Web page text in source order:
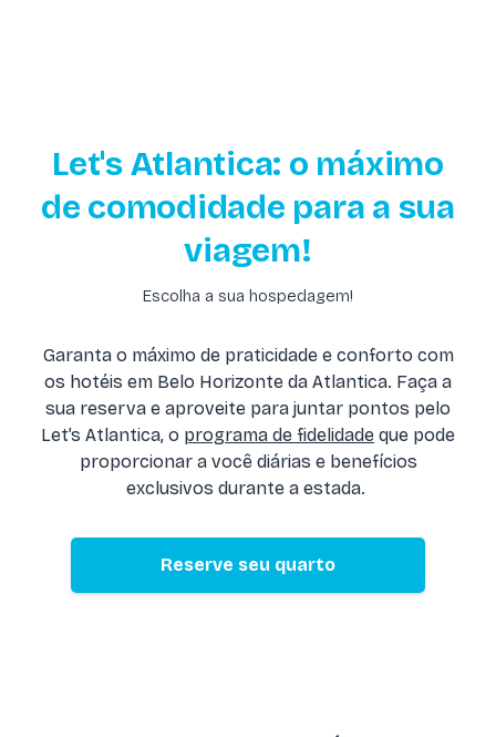
Let's Atlantica: o máximo
de comodidade para a sua
viagem!
Escolha a sua hospedagem!
Garanta o máximo de praticidade e conforto com
os hotéis em Belo Horizonte da Atlantica. Faça a
sua reserva e aproveite para juntar pontos pelo
Let’s Atlantica, o programa de fidelidade que pode
proporcionar a você diárias e benefícios
exclusivos durante a estada.
Reserve seu quarto